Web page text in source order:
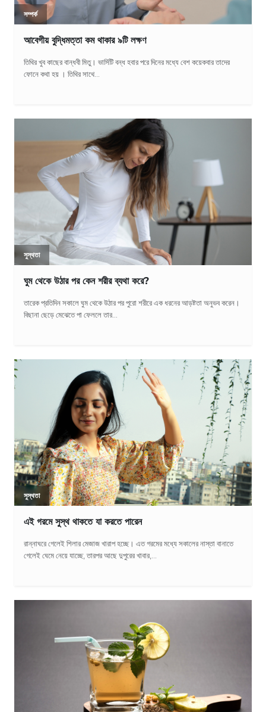
সম্পর্ক
আবেগীয় বুদ্ধিমত্তা কম থাকার ৯টি লক্ষণ
তিথির খুব কাছের বান্ধবী মিতু। ভার্সিটি বন্ধ হবার পরে দিনের মধ্যে বেশ কয়েকবার তাদের
ফোনে কথা হয় । তিথির সাথে...
সুস্থতা
ঘুম থেকে উঠার পর কেন শরীর ব্যথা করে?
তারেক প্রতিদিন সকালে ঘুম থেকে উঠার পর পুরো শরীরে এক ধরনের আড়ষ্টতা অনুভব করেন।
বিছানা ছেড়ে মেঝেতে পা ফেললে তার...
সুস্থতা
এই গরমে সুস্থ থাকতে যা করতে পারেন
রান্নাঘরে গেলেই শিলার মেজাজ খারাপ হচ্ছে। এত গরমের মধ্যে সকালের নাস্তা বানাতে
গেলেই ঘেমে নেয়ে যাচ্ছে, তারপর আছে দুপুরের খাবার,...